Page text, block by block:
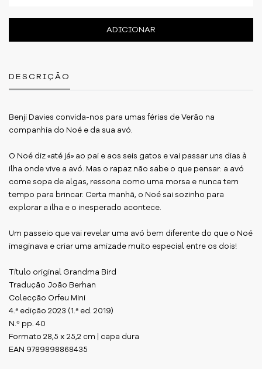
ADICIONAR
DESCRIÇÃO
Benji Davies convida-nos para umas férias de Verão na
companhia do Noé e da sua avó.
O Noé diz «até já» ao pai e aos seis gatos e vai passar uns dias à
ilha onde vive a avó. Mas o rapaz não sabe o que pensar: a avó
come sopa de algas, ressona como uma morsa e nunca tem
tempo para brincar. Certa manhã, o Noé sai sozinho para
explorar a ilha e o inesperado acontece.
Um passeio que vai revelar uma avó bem diferente do que o Noé
imaginava e criar uma amizade muito especial entre os dois!
Título original Grandma Bird
Tradução João Berhan
Colecção Orfeu Mini
4.ª edição 2023 (1.ª ed. 2019)
N.º pp. 40
Formato 28,5 x 25,2 cm | capa dura
EAN 9789898868435